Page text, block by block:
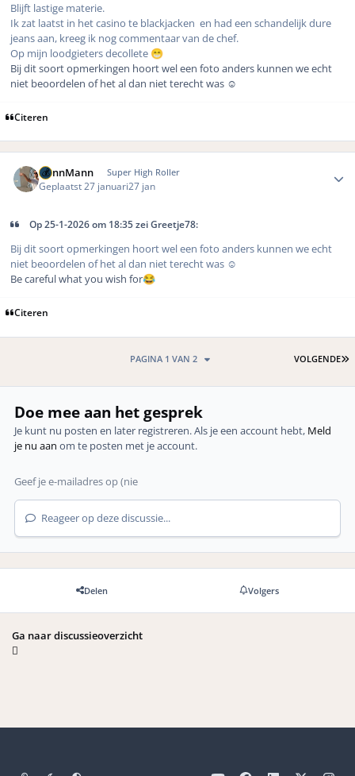
Blijft lastige materie.
Ik zat laatst in het casino te blackjacken en had een schandelijk dure
jeans aan, kreeg ik nog commentaar van de chef.
Op mijn loodgieters decollete 😁
Bij dit soort opmerkingen hoort wel een foto anders kunnen we echt
niet beoordelen of het al dan niet terecht was ☺️
Citeren
DennMann Super High Roller
Geplaatst 27 januari27 jan
Op 25-1-2026 om 18:35 zei Greetje78:
Bij dit soort opmerkingen hoort wel een foto anders kunnen we echt
niet beoordelen of het al dan niet terecht was ☺️
Be careful what you wish for😂
Citeren
VOLGENDE
PAGINA 1 VAN 2
Doe mee aan het gesprek
Je kunt nu posten en later registreren. Als je een account hebt, Meld
je nu aan om te posten met je account.
Reageer op deze discussie...
Delen Volgers
Ga naar discussieoverzicht
Light ModeDark ModeSysteemvoorkeuren